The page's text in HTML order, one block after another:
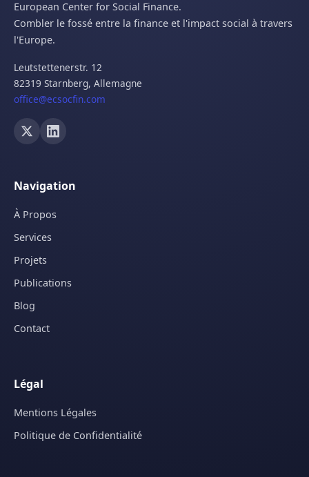
European Center for Social Finance.
Combler le fossé entre la finance et l'impact social à travers
l'Europe.
Leutstettenerstr. 12
82319 Starnberg, Allemagne
office@ecsocfin.com
Navigation
À Propos
Services
Projets
Publications
Blog
Contact
Légal
Mentions Légales
Politique de Confidentialité